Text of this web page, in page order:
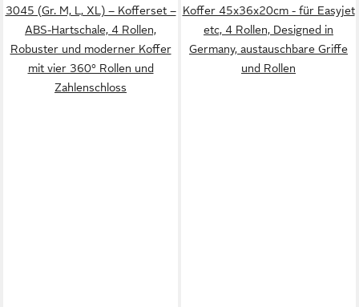
3045 (Gr. M, L, XL) – Kofferset –
ABS-Hartschale, 4 Rollen,
Robuster und moderner Koffer
mit vier 360° Rollen und
Zahlenschloss
Koffer 45x36x20cm - für Easyjet
etc, 4 Rollen, Designed in
Germany, austauschbare Griffe
und Rollen